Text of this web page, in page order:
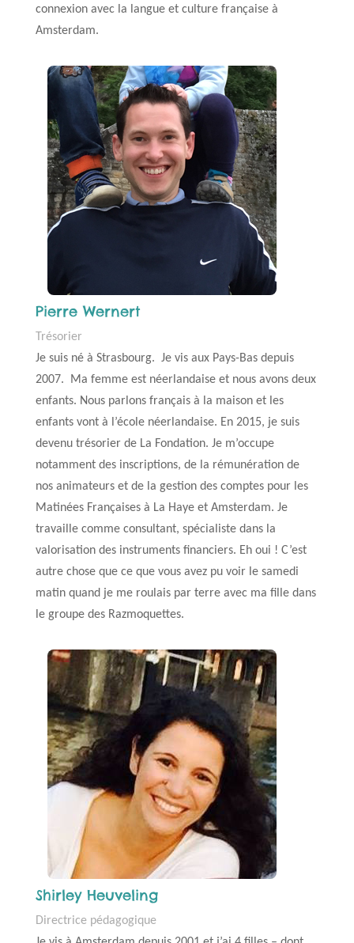
connexion avec la langue et culture française à
Amsterdam.
Pierre Wernert
Trésorier
Je suis né à Strasbourg. Je vis aux Pays-Bas depuis
2007. Ma femme est néerlandaise et nous avons deux
enfants. Nous parlons français à la maison et les
enfants vont à l’école néerlandaise. En 2015, je suis
devenu trésorier de La Fondation. Je m’occupe
notamment des inscriptions, de la rémunération de
nos animateurs et de la gestion des comptes pour les
Matinées Françaises à La Haye et Amsterdam. Je
travaille comme consultant, spécialiste dans la
valorisation des instruments financiers. Eh oui ! C’est
autre chose que ce que vous avez pu voir le samedi
matin quand je me roulais par terre avec ma fille dans
le groupe des Razmoquettes.
Shirley Heuveling
Directrice pédagogique